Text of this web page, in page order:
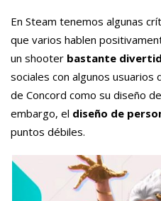
En Steam tenemos algunas
que varios hablen
un shooter bastante
sociales con algunos
de Concord como su diseño
embargo, el diseño de
puntos débiles.